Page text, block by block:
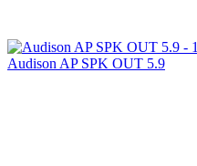
Audison AP SPK OUT 5.9